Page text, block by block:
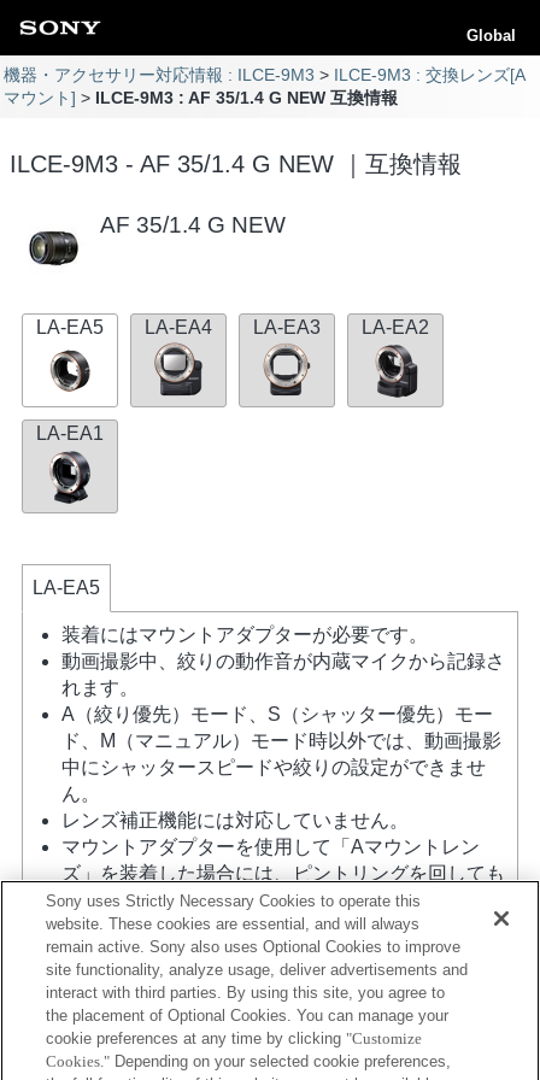
Global
機器・アクセサリー対応情報 : ILCE-9M3
ILCE-9M3 : 交換レンズ[A
マウント]
ILCE-9M3 : AF 35/1.4 G NEW 互換情報
ILCE-9M3 - AF 35/1.4 G NEW ｜互換情報
AF 35/1.4 G NEW
LA-EA5 LA-EA4 LA-EA3 LA-EA2
LA-EA1
LA-EA5
装着にはマウントアダプターが必要です。
動画撮影中、絞りの動作音が内蔵マイクから記録さ
れます。
A（絞り優先）モード、S（シャッター優先）モー
ド、M（マニュアル）モード時以外では、動画撮影
中にシャッタースピードや絞りの設定ができませ
ん。
レンズ補正機能には対応していません。
マウントアダプターを使用して「Aマウントレン
ズ」を装着した場合には、ピントリングを回しても
MFアシスト機能は自動的には起動しません。 「カ
スタムキー設定」で任意のキーに「ピント拡大」も
しくは「MFアシスト」機能を割り当てて使用してく
ださい
タッチシャッターは使用できません。
ボディ内蔵手ブレ補正機能による3軸手ブレ補正
（Pitch/Yaw/Roll）を行います。
Sony uses Strictly Necessary Cookies to operate this
website. These cookies are essential, and will always
remain active. Sony also uses Optional Cookies to improve
site functionality, analyze usage, deliver advertisements and
interact with third parties. By using this site, you agree to
the placement of Optional Cookies. You can manage your
cookie preferences at any time by clicking "Customize
Cookies." Depending on your selected cookie preferences,